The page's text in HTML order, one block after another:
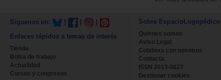
Síguenos en:
Enlaces rápidos a temas de interés
Tienda
Bolsa de trabajo
Actualidad
Cursos y congresos
Sobre EspacioLogopédico
Quienes somos
Aviso Legal
Colabora con nosotros
Contacta
ISSN 2013-0627
Gestionar cookies